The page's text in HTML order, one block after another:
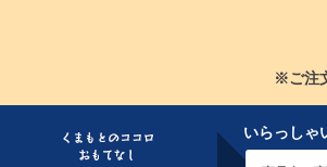
※ご注
いらっしゃ